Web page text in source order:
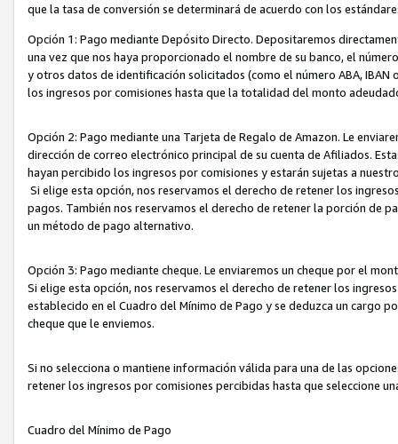
que la tasa de conversión se determinará de acuerdo con los
Opción 1: Pago mediante Depósito Directo. Depositaremos
una vez que nos haya proporcionado el nombre de su banco, el
y otros datos de identificación solicitados (como el número ABA,
los ingresos por comisiones hasta que la totalidad del monto
Opción 2: Pago mediante una Tarjeta de Regalo de Amazon. Le
dirección de correo electrónico principal de su cuenta de Afiliados.
hayan percibido los ingresos por comisiones y estarán sujetas a
Si elige esta opción, nos reservamos el derecho de retener los
pagos. También nos reservamos el derecho de retener la porción de
un método de pago alternativo.
Opción 3: Pago mediante cheque. Le enviaremos un cheque por el
Si elige esta opción, nos reservamos el derecho de retener los
establecido en el Cuadro del Mínimo de Pago y se deduzca un cargo
cheque que le enviemos.
Si no selecciona o mantiene información válida para una de las
retener los ingresos por comisiones percibidas hasta que seleccione
Cuadro del Mínimo de Pago